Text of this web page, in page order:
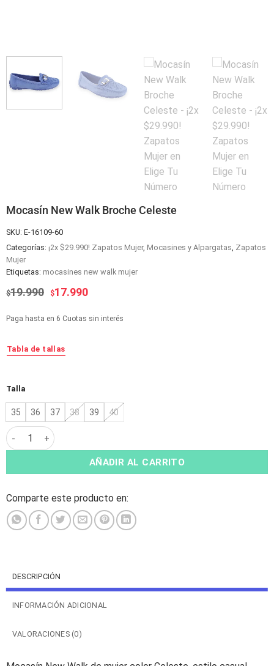
Mocasín New Walk Broche Celeste
SKU: E-16109-60
Categorías: ¡2x $29.990! Zapatos Mujer, Mocasines y Alpargatas, Zapatos
Mujer
Etiquetas: mocasines new walk mujer
$19.990 El
original
$17.990El
actual
Paga hasta en 6 Cuotas sin interés
Tabla de tallas
Talla
35 36 37 38 39 40
Mocasín New Walk Broche Celeste cantidad
AÑADIR AL CARRITO
Alternative:
Comparte este producto en:
DESCRIPCIÓN
INFORMACIÓN ADICIONAL
VALORACIONES (0)